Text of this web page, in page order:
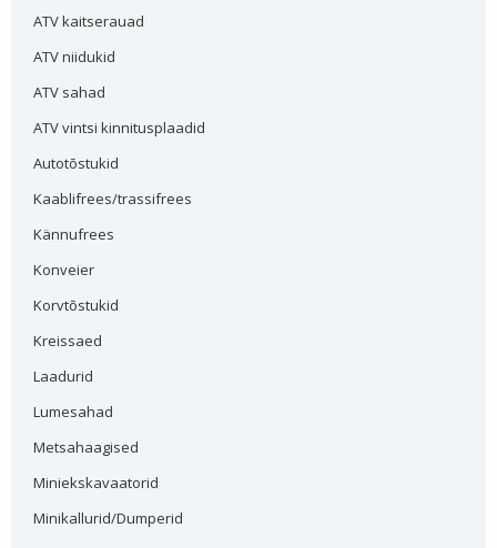
ATV kaitserauad
ATV niidukid
ATV sahad
ATV vintsi kinnitusplaadid
Autotõstukid
Kaablifrees/trassifrees
Kännufrees
Konveier
Korvtõstukid
Kreissaed
Laadurid
Lumesahad
Metsahaagised
Miniekskavaatorid
Minikallurid/Dumperid